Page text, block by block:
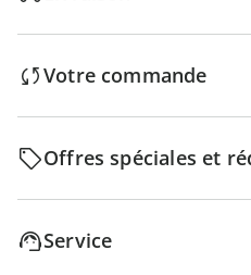
Votre commande
Offres spéciales et
Service